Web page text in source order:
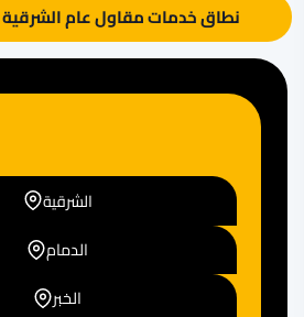
نطاق خدمات مقاول عام الشرقية
الشرقية
الدمام
الخبر